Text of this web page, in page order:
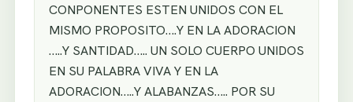
CONPONENTES ESTEN UNIDOS CON EL
MISMO PROPOSITO….Y EN LA ADORACION
…..Y SANTIDAD….. UN SOLO CUERPO UNIDOS
EN SU PALABRA VIVA Y EN LA
ADORACION…..Y ALABANZAS….. POR SU